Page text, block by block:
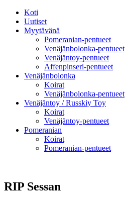
Koti
Uutiset
Myytävänä
Pomeranian-pentueet
Venäjänbolonka-pentueet
Venäjäntoy-pentueet
Affenpinseri-pentueet
Venäjänbolonka
Koirat
Venäjänbolonka-pentueet
Venäjäntoy / Russkiy Toy
Koirat
Venäjäntoy-pentueet
Pomeranian
Koirat
Pomeranian-pentueet
RIP Sessan